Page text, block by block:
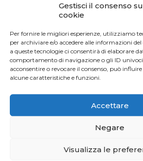
Gestisci il consenso
cookie
Per fornire le migliori esperienze, utilizziamo
per archiviare e/o accedere alle informazioni
a queste tecnologie ci consentirà di elaborare
comportamento di navigazione o gli ID univoci
acconsentire o revocare il consenso, può
alcune caratteristiche e funzioni.
Accettare
Negare
Visualizza le
Autostrada A19 Palermo-Catania
Tel. +39 0935 950040
info@siciliaoutletvillage.com
ORARI DI APERTURA:
Siamo aperti tutti i giorni dalle
20:00 Sabato e domenica dalle 10:00 alle
Dal 4 al 12 luglio aperti tutti i giorni dalle